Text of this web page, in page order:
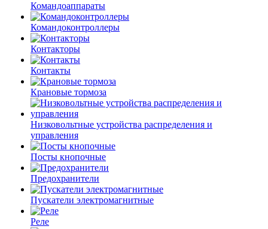
Командоаппараты
Командоконтроллеры
Контакторы
Контакты
Крановые тормоза
Низковольтные устройства распределения и
управления
Посты кнопочные
Предохранители
Пускатели электромагнитные
Реле